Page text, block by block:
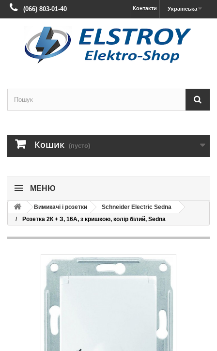
Українська
Контакти
(066) 803-01-40
Кошик (пусто)
МЕНЮ
Вимикачі і розетки
Schneider Electric Sedna
Розетка 2К + З, 16А, з кришкою, колір білий, Sedna